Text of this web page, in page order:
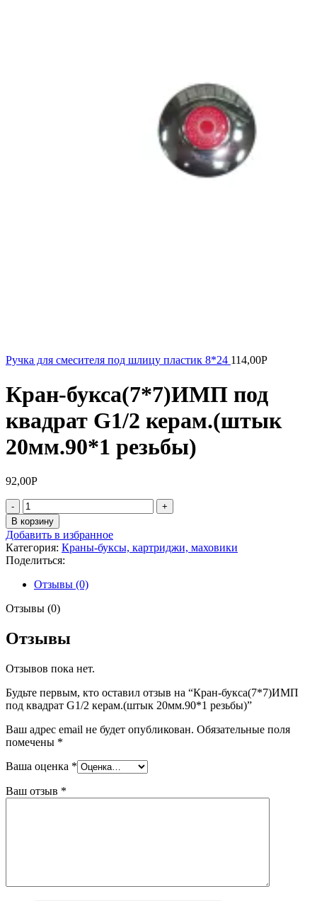
Ручка для смесителя под шлицу пластик 8*24 114,00Р
Кран-букса(7*7)ИМП под
квадрат G1/2 керам.(штык
20мм.90*1 резьбы)
92,00Р
Количество
товара
Кран-
букса(7*7)ИМП
под
квадрат
G1/2
керам.
(штык
В корзину
Добавить в избранное
Категория: Краны-буксы, картриджи, маховики
Поделиться:
Отзывы (0)
Отзывы (0)
Отзывы
Отзывов пока нет.
Будьте первым, кто оставил отзыв на “Кран-букса(7*7)ИМП
под квадрат G1/2 керам.(штык 20мм.90*1 резьбы)”
Ваш адрес email не будет опубликован. Обязательные поля
помечены *
Ваша оценка *
Ваш отзыв *